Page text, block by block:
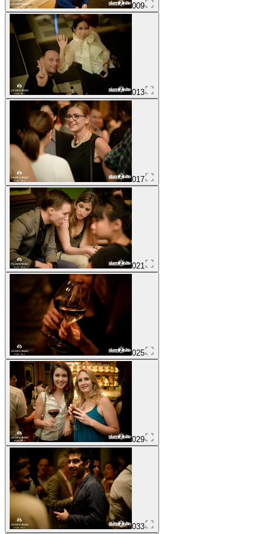
009
013
017
021
025
029
033